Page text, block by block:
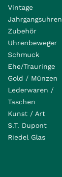
Vintage
Jahrgangsuhren
Zubehör
Uhrenbeweger
Schmuck
Ehe/Trauringe
Gold / Münzen
Lederwaren /
Taschen
Kunst / Art
S.T. Dupont
Riedel Glas